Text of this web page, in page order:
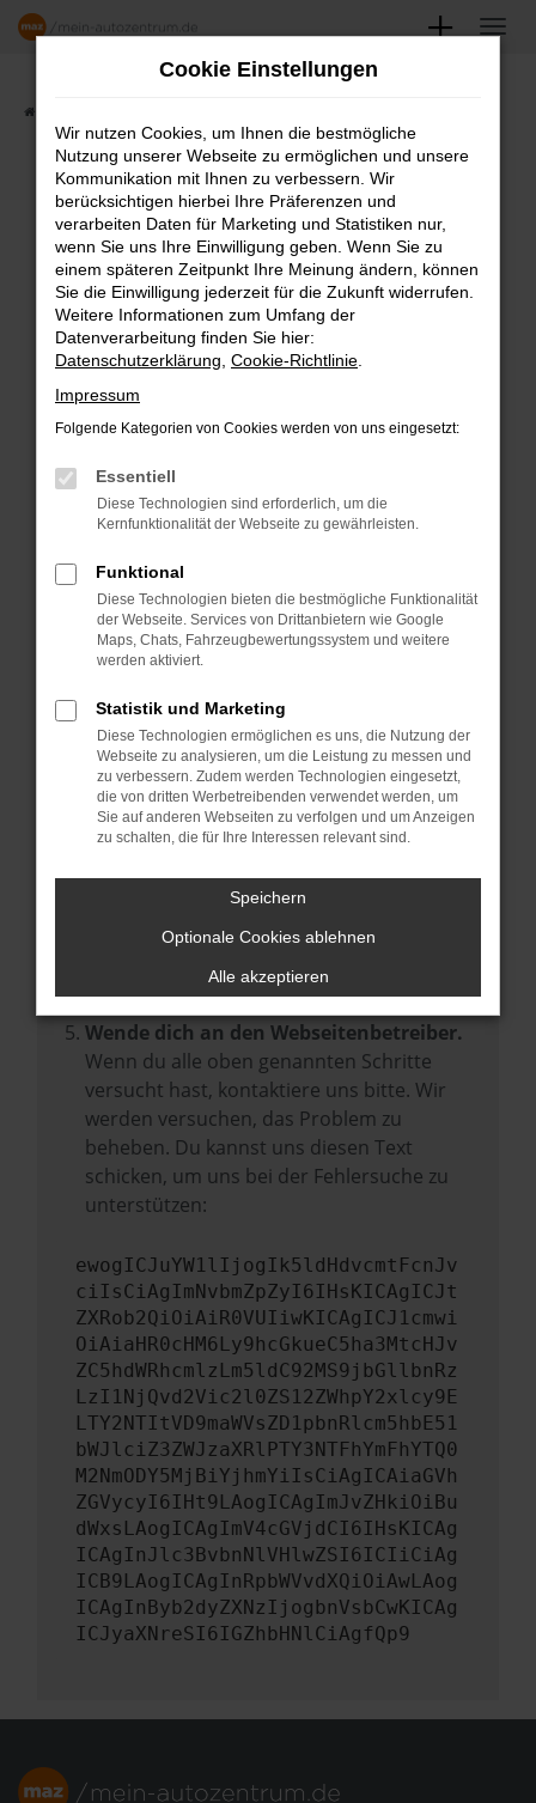
Zum
FAHRZEUGSHOWROOM
Fehler: Network Error
Beim Laden ist ein Fehler aufgetreten.
Hier sind ein paar Tipps, die dir helfen können:
Überprüfe deine Firewall und deine
Laden andere Webseiten, zum Beispiel
deine Suchmaschine?
Manche Erweiterungen, wie Werbeblocker,
können das Laden bestimmter Seiten
verhindern. Funktioniert die Seite in einem
anderen Browser oder in einem privaten
Starte dein Gerät neu.
Das kann manchmal helfen,
vorübergehende Probleme zu beheben.
Stelle sicher, dass dein Browser und dein
Betriebssystem auf dem neuesten Stand
sind.
Veraltete Software birgt nicht nur ein
Sicherheitsrisiko, sondern kann auch dazu
führen, dass bestimmte Funktionen nicht
mehr unterstützt werden.
Wende dich an den Webseitenbetreiber.
Wenn du alle oben genannten Schritte
versucht hast, kontaktiere uns bitte. Wir
werden versuchen, das Problem zu
beheben. Du kannst uns diesen Text
schicken, um uns bei der Fehlersuche zu
unterstützen:
ewogICJuYW1lIjogIk5ldHdvcmtFcnJv
ciIsCiAgImNvbmZpZyI6IHsKICAgICJt
ZXRob2QiOiAiR0VUIiwKICAgICJ1cmwi
OiAiaHR0cHM6Ly9hcGkueC5ha3MtcHJv
ZC5hdWRhcmlzLm5ldC92MS9jbGllbnRz
LzI1NjQvd2Vic2l0ZS12ZWhpY2xlcy9E
LTY2NTItVD9maWVsZD1pbnRlcm5hbE51
bWJlciZ3ZWJzaXRlPTY3NTFhYmFhYTQ0
M2NmODY5MjBiYjhmYiIsCiAgICAiaGVh
ZGVycyI6IHt9LAogICAgImJvZHkiOiBu
dWxsLAogICAgImV4cGVjdCI6IHsKICAg
ICAgInJlc3BvbnNlVHlwZSI6ICIiCiAg
ICB9LAogICAgInRpbWVvdXQiOiAwLAog
ICAgInByb2dyZXNzIjogbnVsbCwKICAg
ICJyaXNreSI6IGZhbHNlCiAgfQp9
Cookie Einstellungen
Wir nutzen Cookies, um Ihnen die bestmögliche
Nutzung unserer Webseite zu ermöglichen und unsere
Kommunikation mit Ihnen zu verbessern. Wir
berücksichtigen hierbei Ihre Präferenzen und
verarbeiten Daten für Marketing und Statistiken nur,
wenn Sie uns Ihre Einwilligung geben. Wenn Sie zu
einem späteren Zeitpunkt Ihre Meinung ändern, können
Sie die Einwilligung jederzeit für die Zukunft widerrufen.
Weitere Informationen zum Umfang der
Datenverarbeitung finden Sie hier:
Datenschutzerklärung Cookie-Richtlinie
Impressum
Folgende Kategorien von Cookies werden von uns eingesetzt:
Essentiell
Diese Technologien sind erforderlich, um die
Kernfunktionalität der Webseite zu gewährleisten.
Funktional
Diese Technologien bieten die bestmögliche Funktionalität
der Webseite. Services von Drittanbietern wie Google
Maps, Chats, Fahrzeugbewertungssystem und weitere
werden aktiviert.
Statistik und Marketing
Diese Technologien ermöglichen es uns, die Nutzung der
Webseite zu analysieren, um die Leistung zu messen und
zu verbessern. Zudem werden Technologien eingesetzt,
die von dritten Werbetreibenden verwendet werden, um
Sie auf anderen Webseiten zu verfolgen und um Anzeigen
zu schalten, die für Ihre Interessen relevant sind.
Speichern
Optionale Cookies ablehnen
Alle akzeptieren